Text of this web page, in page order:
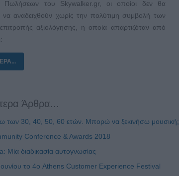
Πωλήσεων του Skywalker.gr, οι οποίοι δεν θα
αναδειχθούν χωρίς την πολύτιμη συμβολή των
αξιολόγησης, η οποία απαρτιζόταν από
Άρθρα...
των 30, 40, 50, 60 ετών. Μπορώ να ξεκινήσω μουσική;
Conference & Awards 2018
Μία διαδικασία αυτογνωσίας
το 4ο Athens Customer Experience Festival